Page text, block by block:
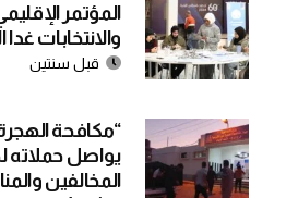
المؤتمر
والانتخابات غدا
قبل سنتين
“مكافحة
يواصل حملاته
المخالفين